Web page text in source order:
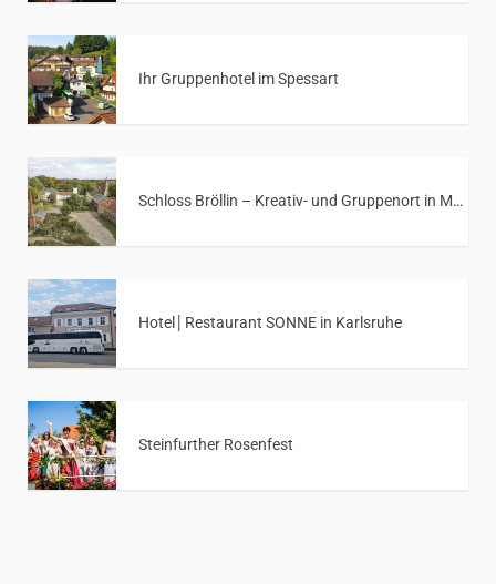
Ihr Gruppenhotel im Spessart
Schloss Bröllin – Kreativ- und Gruppenort in Mecklenburg-Vorpommern
Hotel│Restaurant SONNE in Karlsruhe
Steinfurther Rosenfest